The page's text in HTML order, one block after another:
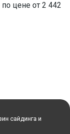
цене от 2 442
сайдинга и